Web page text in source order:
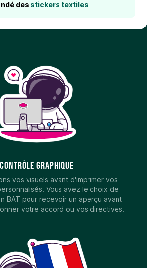
des stickers textiles
Contrôle graphique
vos visuels avant d'imprimer vos
Vous avez le choix de
BAT pour recevoir un aperçu avant
votre accord ou vos directives.